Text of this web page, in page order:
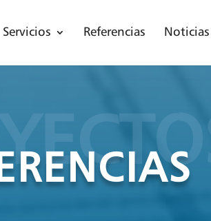
Servicios Referencias Noticias